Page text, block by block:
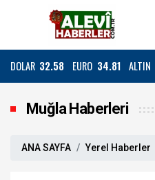
DOLAR 32.58 EURO 34.81 ALTIN
Muğla Haberleri
ANA SAYFA Yerel Haberler